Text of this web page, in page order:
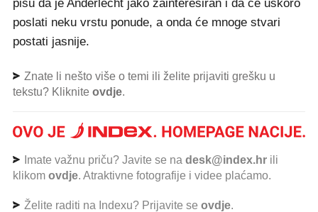
pišu da je Anderlecht jako zainteresiran i da će uskoro
poslati neku vrstu ponude, a onda će mnoge stvari
postati jasnije.
Znate li nešto više o temi ili želite prijaviti grešku u
tekstu? Kliknite ovdje.
Imate važnu priču? Javite se na desk@index.hr ili
klikom ovdje. Atraktivne fotografije i videe plaćamo.
Želite raditi na Indexu? Prijavite se ovdje.